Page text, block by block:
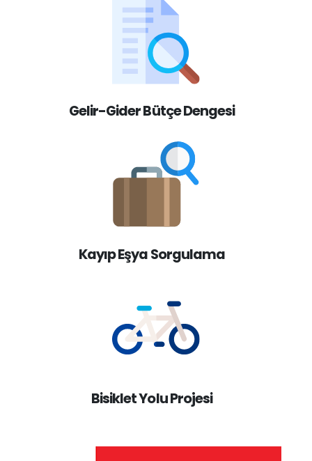
Gelir-Gider Bütçe Dengesi
Kayıp Eşya Sorgulama
Bisiklet Yolu Projesi